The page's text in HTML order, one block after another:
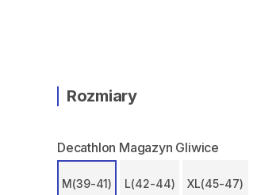
Rozmiary
Decathlon Magazyn Gliwice
M(39-41) L(42-44) XL(45-47)